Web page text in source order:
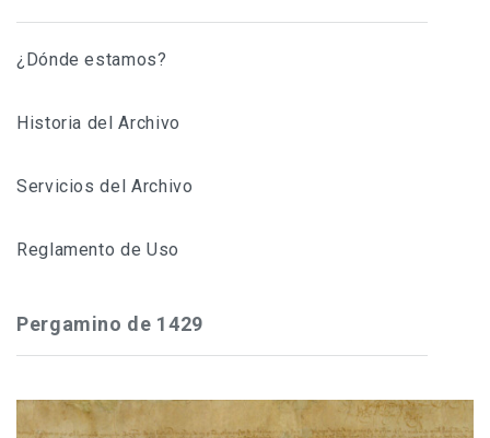
¿Dónde estamos?
Historia del Archivo
Servicios del Archivo
Reglamento de Uso
Pergamino de 1429